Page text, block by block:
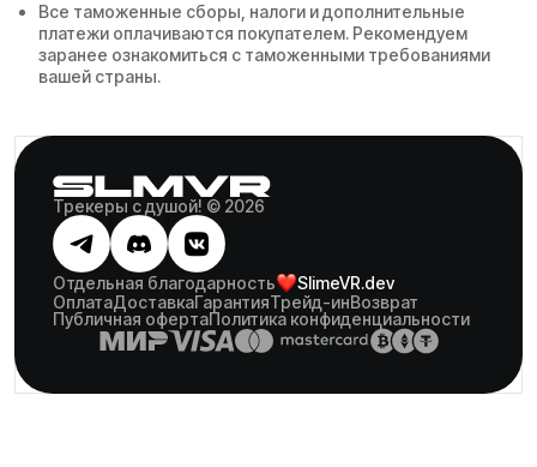
Все таможенные сборы, налоги и дополнительные
платежи оплачиваются покупателем. Рекомендуем
заранее ознакомиться с таможенными требованиями
вашей страны.
Трекеры с душой! © 2026
Отдельная благодарность
SlimeVR.dev
ОплатаДоставкаГарантияТрейд-инВозврат
Публичная офертаПолитика конфиденциальности